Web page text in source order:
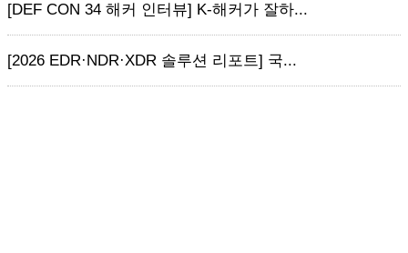
[DEF CON 34 해커 인터뷰] K-해커가 잘하...
[2026 EDR·NDR·XDR 솔루션 리포트] 국...